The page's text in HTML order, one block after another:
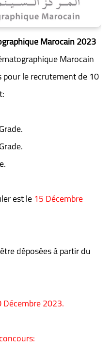
Marocain 2023
Marocain
pour le recrutement de 10
est le15 Décembre
déposées à partir du
Décembre 2023.